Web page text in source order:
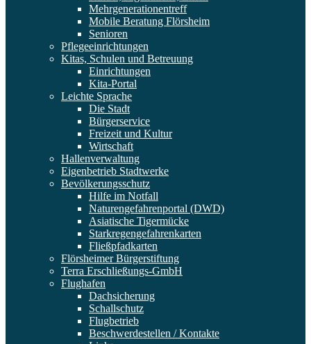
Mehrgenerationentreff
Mobile Beratung Flörsheim
Senioren
Pflegeeinrichtungen
Kitas, Schulen und Betreuung
Einrichtungen
Kita-Portal
Leichte Sprache
Die Stadt
Bürgerservice
Freizeit und Kultur
Wirtschaft
Hallenverwaltung
Eigenbetrieb Stadtwerke
Bevölkerungsschutz
Hilfe im Notfall
Naturengefahrenportal (DWD)
Asiatische Tigermücke
Starkregengefahrenkarten
Fließpfadkarten
Flörsheimer Bürgerstiftung
Terra Erschließungs-GmbH
Flughafen
Dachsicherung
Schallschutz
Flugbetrieb
Beschwerdestellen / Kontakte